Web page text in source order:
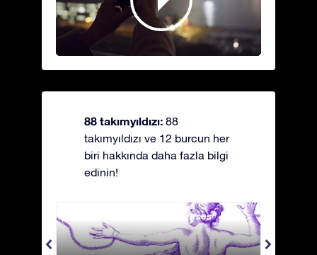
88 takımyıldızı: 88
takımyıldızı ve 12 burcun her
biri hakkında daha fazla bilgi
edinin!
Andromeda - Zincirli Prenses